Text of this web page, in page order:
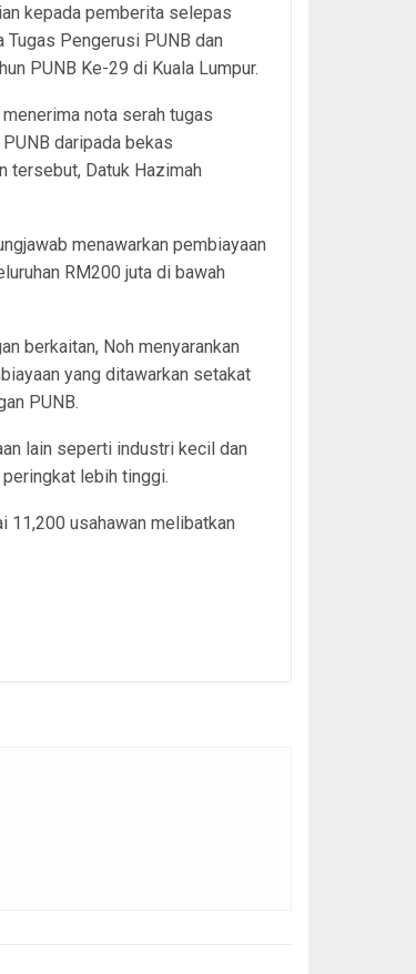
kepada pemberita selepas
Tugas Pengerusi PUNB dan
PUNB Ke-29 di Kuala Lumpur.
nota serah tugas
daripada bekas
tersebut, Datuk Hazimah
menawarkan pembiayaan
RM200 juta di bawah
berkaitan, Noh menyarankan
yang ditawarkan setakat
PUNB.
lain seperti industri kecil dan
lebih tinggi.
11,200 usahawan melibatkan